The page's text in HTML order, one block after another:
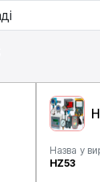
Назва у
HZ53